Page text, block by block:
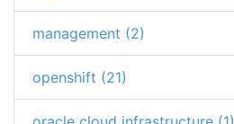
management (2)
openshift (21)